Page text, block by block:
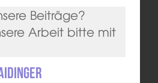
Beiträge?
Arbeit bitte mit